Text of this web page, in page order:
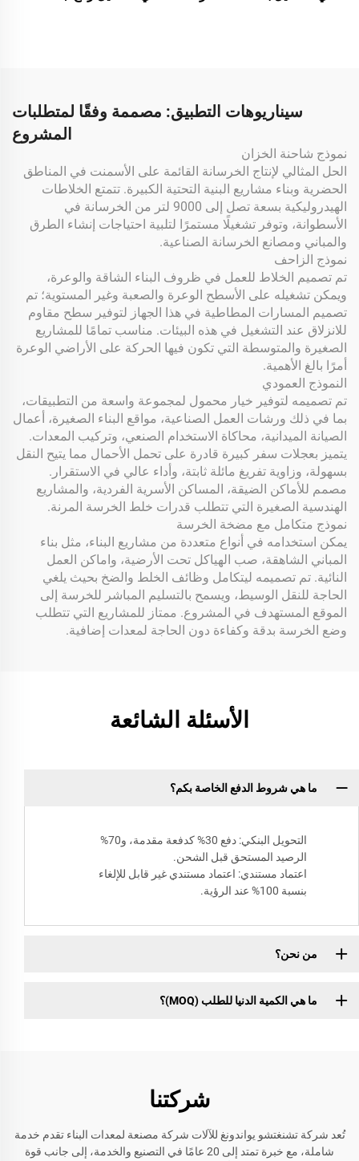
سيناريوهات التطبيق: مصممة وفقًا لمتطلبات
المشروع
نموذج شاحنة الخزان
الحل المثالي لإنتاج الخرسانة القائمة على الأسمنت في المناطق
الحضرية وبناء مشاريع البنية التحتية الكبيرة. تتمتع الخلاطات
الهيدروليكية بسعة تصل إلى 9000 لتر من الخرسانة في
الأسطوانة، وتوفر تشغيلًا مستمرًا لتلبية احتياجات إنشاء الطرق
والمباني ومصانع الخرسانة الصناعية.
نموذج الزاحف
تم تصميم الخلاط للعمل في ظروف البناء الشاقة والوعرة،
ويمكن تشغيله على الأسطح الوعرة والصعبة وغير المستوية؛ تم
تصميم المسارات المطاطية في هذا الجهاز لتوفير سطح مقاوم
للانزلاق عند التشغيل في هذه البيئات. مناسب تمامًا للمشاريع
الصغيرة والمتوسطة التي تكون فيها الحركة على الأراضي الوعرة
أمرًا بالغ الأهمية.
النموذج العمودي
تم تصميمه لتوفير خيار محمول لمجموعة واسعة من التطبيقات،
بما في ذلك ورشات العمل الصناعية، مواقع البناء الصغيرة، أعمال
الصيانة الميدانية، محاكاة الاستخدام الصنعي، وتركيب المعدات.
يتميز بعجلات سفر كبيرة قادرة على تحمل الأحمال مما يتيح النقل
بسهولة، وزاوية تفريغ مائلة ثابتة، وأداء عالي في الاستقرار.
مصمم للأماكن الضيقة، المساكن الأسرية الفردية، والمشاريع
الهندسية الصغيرة التي تتطلب قدرات خلط الخرسة المرنة.
نموذج متكامل مع مضخة الخرسة
يمكن استخدامه في أنواع متعددة من مشاريع البناء، مثل بناء
المباني الشاهقة، صب الهياكل تحت الأرضية، واماكن العمل
النائية. تم تصميمه ليتكامل وظائف الخلط والضخ بحيث يلغي
الحاجة للنقل الوسيط، ويسمح بالتسليم المباشر للخرسة إلى
الموقع المستهدف في المشروع. ممتاز للمشاريع التي تتطلب
وضع الخرسة بدقة وكفاءة دون الحاجة لمعدات إضافية.
الأسئلة الشائعة
ما هي شروط الدفع الخاصة بكم؟
التحويل البنكي: دفع 30% كدفعة مقدمة، و70%
الرصيد المستحق قبل الشحن.
اعتماد مستندي: اعتماد مستندي غير قابل للإلغاء
بنسبة 100% عند الرؤية.
من نحن؟
ما هي الكمية الدنيا للطلب (MOQ)؟
شركتنا
تُعد شركة تشنغتشو يواندونغ للآلات شركة مصنعة لمعدات البناء تقدم خدمة
شاملة، مع خبرة تمتد إلى 20 عامًا في التصنيع والخدمة، إلى جانب قوة